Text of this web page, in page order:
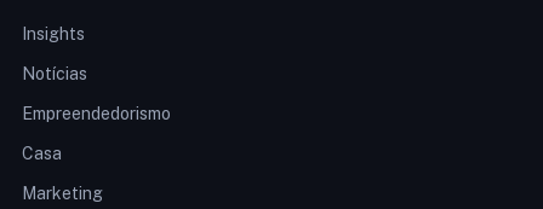
Insights
Notícias
Empreendedorismo
Casa
Marketing